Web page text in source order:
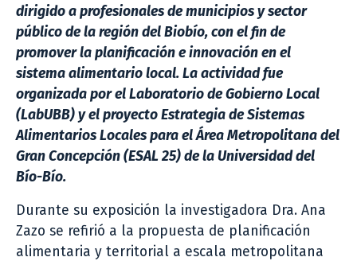
dirigido a profesionales de municipios y sector
público de la región del Biobío, con el fin de
promover la planificación e innovación en el
sistema alimentario local. La actividad fue
organizada por el Laboratorio de Gobierno Local
(LabUBB) y el proyecto Estrategia de Sistemas
Alimentarios Locales para el Área Metropolitana del
Gran Concepción (ESAL 25) de la Universidad del
Bío-Bío.
Durante su exposición la investigadora Dra. Ana
Zazo se refirió a la propuesta de planificación
alimentaria y territorial a escala metropolitana